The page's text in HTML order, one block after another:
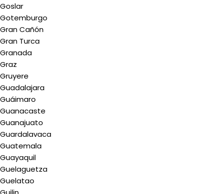
Goslar
Gotemburgo
Gran Cañón
Gran Turca
Granada
Graz
Gruyere
Guadalajara
Guáimaro
Guanacaste
Guanajuato
Guardalavaca
Guatemala
Guayaquil
Guelaguetza
Guelatao